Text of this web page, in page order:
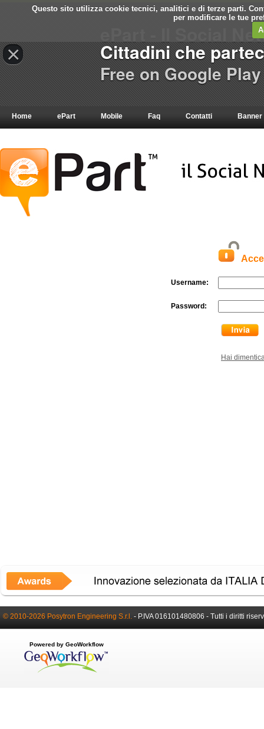
Questo sito utilizza cookie tecnici, analitici e di terze parti.
per modificare le tue
Home ePart Mobile Faq Contatti Banner
Username:
Password:
Hai
© 2010-2026 Posytron Engineering S.r.l. - P.IVA 016101480806 - Tutti i diritti
Powered by GeoWorkflow
×
ePart - Il Social
Cittadini che
Free on Google Play